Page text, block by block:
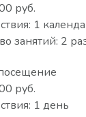
руб.
1
занятий: 2
руб.
1 день